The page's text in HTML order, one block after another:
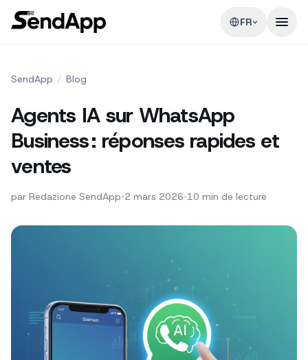
FR
SendApp / Blog
Agents IA sur WhatsApp
Business : réponses rapides et
ventes
par Redazione SendApp•2 mars 2026•10 min de lecture